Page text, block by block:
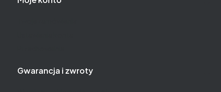
Gwarancja i zwroty